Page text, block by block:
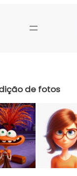
de fotos